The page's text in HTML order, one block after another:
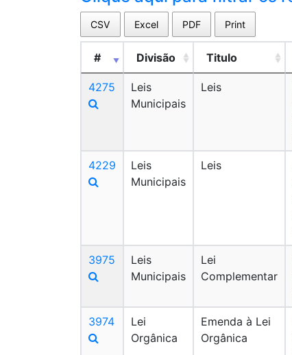
CSV Excel PDF Print
# Divisão Titulo
4275
Leis
Municipais
Leis
4229
Leis
Municipais
Leis
3975
Leis
Municipais
Lei
Complementar
3974
Lei
Orgânica
Emenda à Lei
Orgânica